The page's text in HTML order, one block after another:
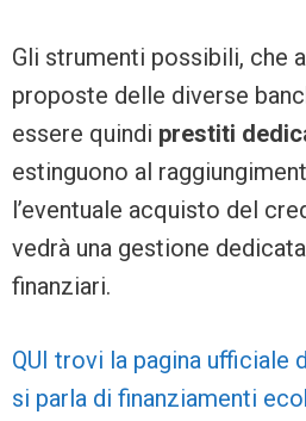
Gli strumenti possibili, che
proposte delle diverse
essere quindi prestiti
estinguono al
l’eventuale acquisto del
vedrà una gestione
finanziari.
QUI trovi la pagina ufficiale
si parla di finanziamenti